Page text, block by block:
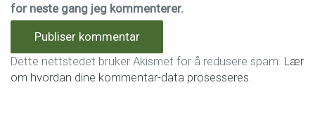
for neste gang jeg kommenterer.
Dette nettstedet bruker Akismet for å redusere spam. Lær
om hvordan dine kommentar-data prosesseres